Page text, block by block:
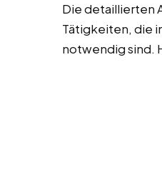
Die detaillierten
Tätigkeiten, die
notwendig sind.